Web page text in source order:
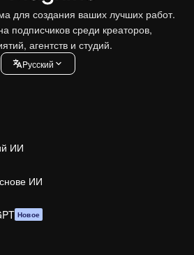
для создания ваших лучших работ.
подписчиков среди креаторов,
агентств и студий.
Pусский
ИИ
ИИ
Новое